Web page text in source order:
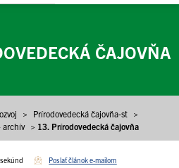
ČAJOVŇA
> Prírodovedecká čajovňa-st
>
archív
> 13. Prírodovedecká čajovňa
Poslať článok e-mailom